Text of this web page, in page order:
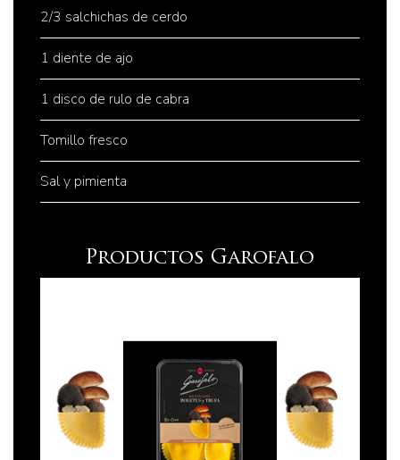
2/3 salchichas de cerdo
1 diente de ajo
1 disco de rulo de cabra
Tomillo fresco
Sal y pimienta
Productos Garofalo